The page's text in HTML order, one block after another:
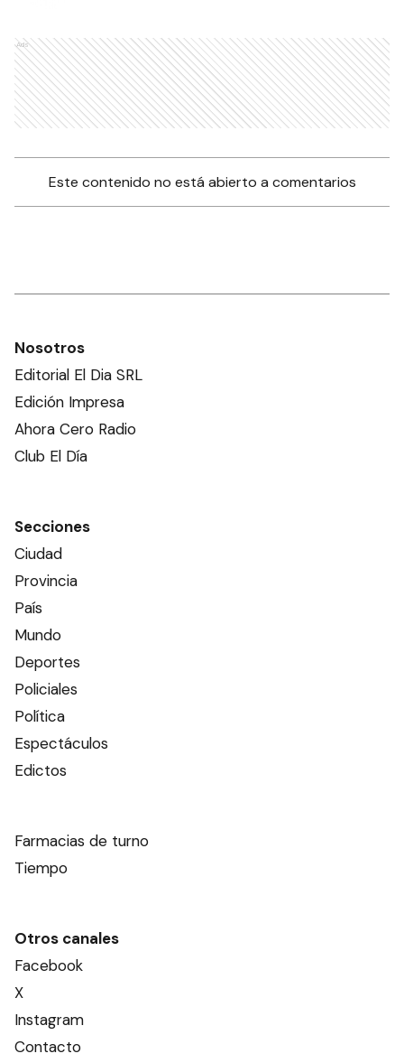
Ads
Este contenido no está abierto a comentarios
Nosotros
Editorial El Dia SRL
Edición Impresa
Ahora Cero Radio
Club El Día
Secciones
Ciudad
Provincia
País
Mundo
Deportes
Policiales
Política
Espectáculos
Edictos
Farmacias de turno
Tiempo
Otros canales
Facebook
X
Instagram
Contacto